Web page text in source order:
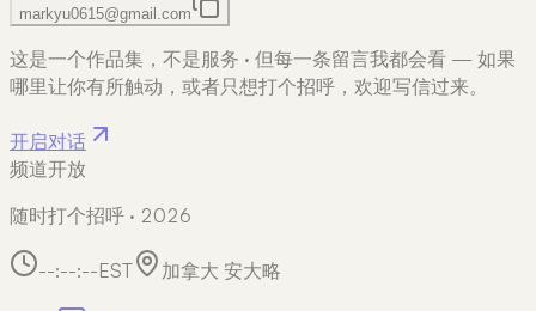
markyu0615@gmail.com
这是一个作品集，不是服务 · 但每一条留言我都会看 — 如果
哪里让你有所触动，或者只想打个招呼，欢迎写信过来。
开启对话
频道开放
随时打个招呼 · 2026
--:--:--EST 加拿大 安大略